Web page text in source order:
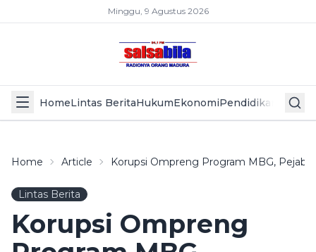
Minggu, 9 Agustus 2026
HomeLintas BeritaHukumEkonomiPendidikan Politik
Home Article Korupsi Ompreng Program MBG,
Lintas Berita
Korupsi Ompreng